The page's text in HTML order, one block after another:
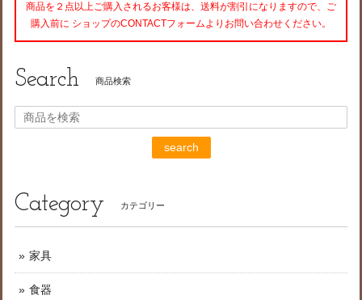
商品を２点以上ご購入されるお客様は、送料が割引になりますので、ご
購入前に ショップのCONTACTフォームよりお問い合わせください。
Search 商品検索
search
Category カテゴリー
家具
食器